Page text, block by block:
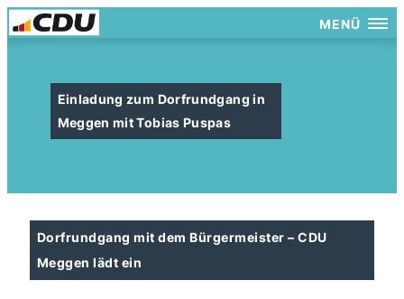
MENÜ
Einladung zum Dorfrundgang in
Meggen mit Tobias Puspas
Dorfrundgang mit dem Bürgermeister – CDU
Meggen lädt ein